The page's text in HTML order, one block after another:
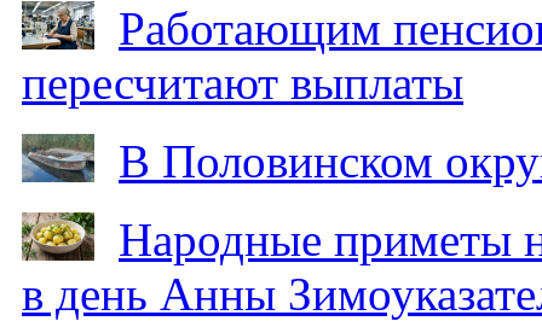
Работающим
пересчитают выплаты
В Половинском
Народные приметы
в день Анны